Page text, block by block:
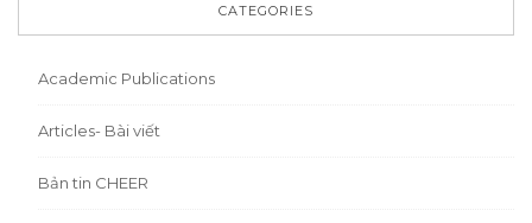
CATEGORIES
Academic Publications
Articles- Bài viết
Bản tin CHEER